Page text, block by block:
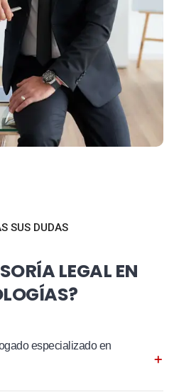
SUS DUDAS
LEGAL EN
especializado en